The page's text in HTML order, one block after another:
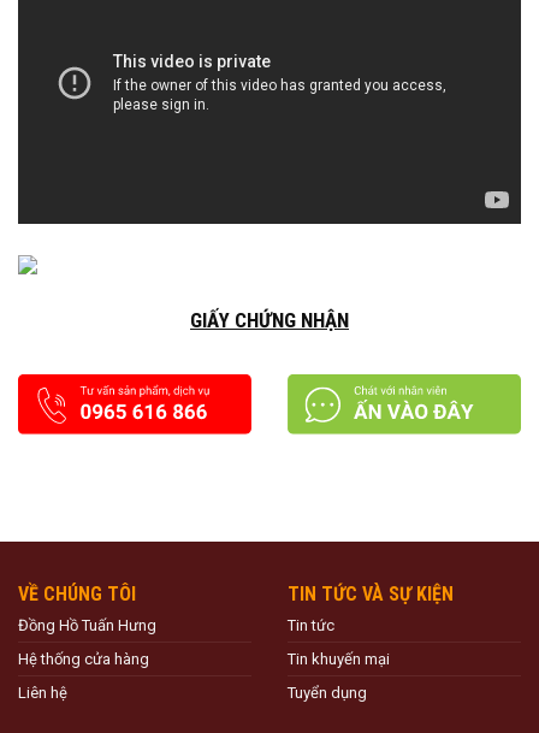
GIẤY CHỨNG NHẬN
VỀ CHÚNG TÔI
Đồng Hồ Tuấn Hưng
Hệ thống cửa hàng
Liên hệ
TIN TỨC VÀ SỰ KIỆN
Tin tức
Tin khuyến mại
Tuyển dụng